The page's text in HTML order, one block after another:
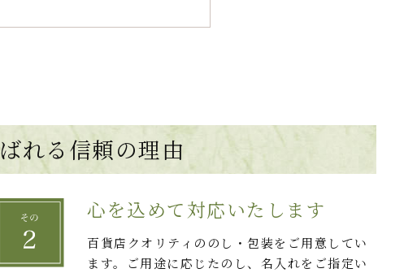
れる 信頼の理由
心を込めて対応いたします
百貨店クオリティののし・包装をご用意してい
ます。ご用途に応じたのし、名入れをご指定い